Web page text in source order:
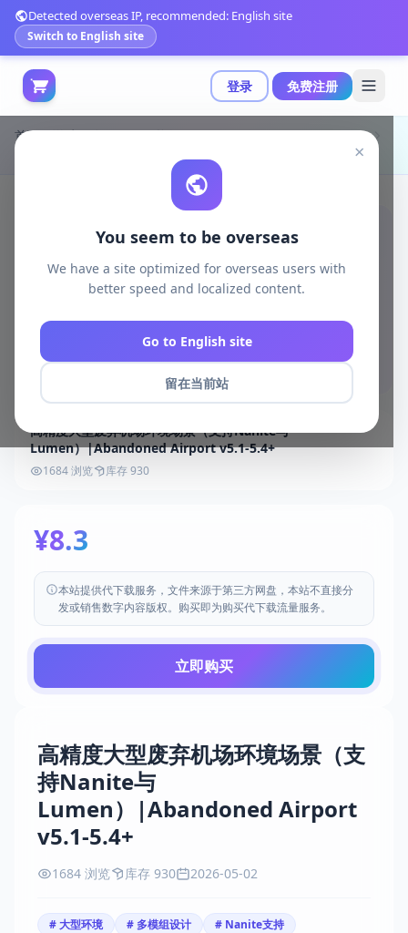
登录 免费注册
Detected overseas IP, recommended: English site
Switch to English site
×
You seem to be overseas
We have a site optimized for overseas users with
better speed and localized content.
Go to English site
留在当前站
首页 游戏开发 unreal资源
Unreal Engine Environments
高精度大型废弃机场环境场景（支
持Nanite与
Lumen）|Abandoned Airport
v5.1-5.4+
1684 浏览 库存 930 2026-05-02
# 大型环境 # 多模组设计
# Nanite支持
高精度大型废弃机场环境场景（支持Nanite与
Lumen）|Abandoned Airport v5.1-5.4+
1684 浏览 库存 930
¥8.3
本站提供代下载服务，文件来源于第三方网盘，本站不直接分
发或销售数字内容版权。购买即为购买代下载流量服务。
立即购买